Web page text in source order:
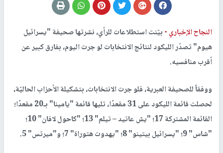
النجاح الإخباري -بيّنت استطلاعات للرأي، نشرتها صحيفة "يسرائيل
هيوم" تصدّر الليكود لنتائج الانتخابات لو جرت اليوم، بفارق كبير عن
أقرب منافسيه.
ووفقاً للصحيفة العبرية، فلو جرت الانتخابات، بتشكيلة الأحزاب الحاليّة،
لحصلت قائمة الليكود على 31 مقعدًا، تليها قائمة "يامينا" بـ20 مقعدًا؛
القائمة المشتركة 17؛ "يش عاتيد – تيلم" 13؛ "كاحول لافان" 10؛
"شاس" 9؛ "يسرائيل بيتينو" 8؛ "يهدوت هتوراة" 7؛ و"ميرتس" 5.